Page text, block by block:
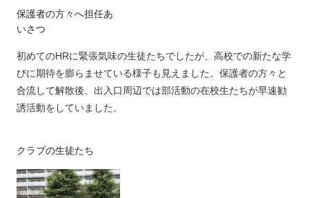
保護者の方々へ担任あ
いさつ
初めてのHRに緊張気味の生徒たちでしたが、高校での新たな学
びに期待を膨らませている様子も見えました。保護者の方々と
合流して解散後、出入口周辺では部活動の在校生たちが早速勧
誘活動をしていました。
クラブの生徒たち